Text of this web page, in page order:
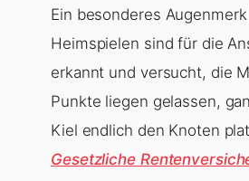
Ein besonderes
Heimspielen sind für die
erkannt und versucht, die
Punkte liegen gelassen,
Kiel endlich den Knoten
Gesetzliche